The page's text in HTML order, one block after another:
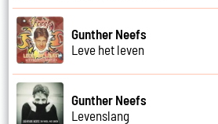
Gunther Neefs
Leve het leven
Gunther Neefs
Levenslang